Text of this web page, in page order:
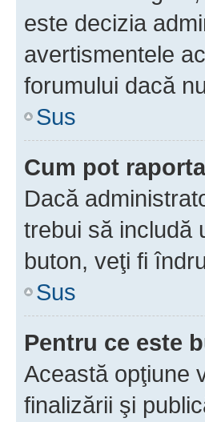
este decizia
avertismentele
forumului dacă
Sus
Cum pot
Dacă
trebui să includă
buton, veţi fi
Sus
Pentru ce este
Această opţiune
finalizării şi